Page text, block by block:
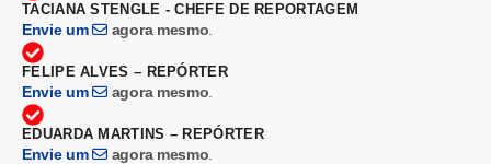
TACIANA STENGLE - CHEFE DE REPORTAGEM
Envie um agora mesmo
FELIPE ALVES – REPÓRTER
Envie um agora mesmo
EDUARDA MARTINS – REPÓRTER
Envie um agora mesmo